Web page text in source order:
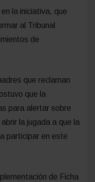
la iniciativa, que
al Tribunal
de
que reclaman
que la
para alertar sobre
la jugada a que la
participar en este
de Ficha